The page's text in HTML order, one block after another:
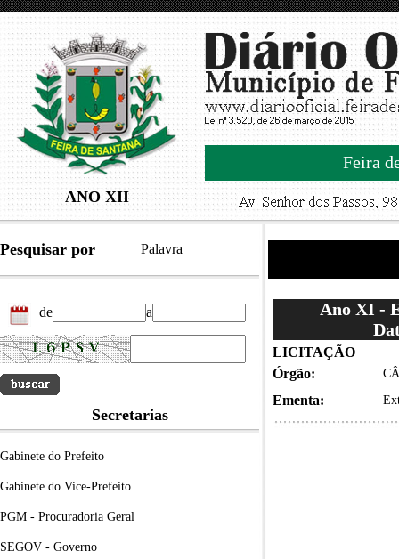
ANO XII
Feira
Pesquisar por Palavra
de a
Secretarias
Gabinete do Prefeito
Gabinete do Vice-Prefeito
PGM - Procuradoria Geral
SEGOV - Governo
Ano XI -
LICITAÇÃO
Órgão:
Ementa: